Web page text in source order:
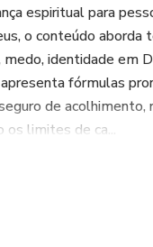
espiritual para
o conteúdo
identidade em
fórmulas
de acolhimento,
limites de ca...